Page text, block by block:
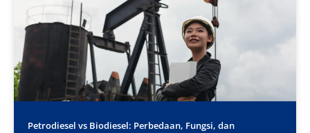
Petrodiesel vs Biodiesel: Perbedaan, Fungsi, dan